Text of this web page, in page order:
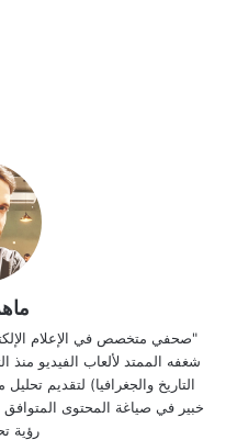
شغفه الممتد لألعاب الفيديو منذ
التاريخ والجغرافيا) لتقديم
خبير في صياغة المحتوى المتوافق
رؤية